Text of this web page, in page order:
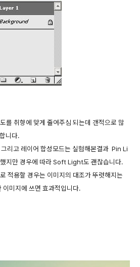
를 취향에 맞게 줄여주심 되는데 갠적으로 많
니다.
리고 레이어 합성모드는 실험해본결과 Pin Li
지만 경우에 따라 Soft Light도 괜찮습니다.
적용할 경우는 이미지의 대조가 뚜렷해지는
이미지에 쓰면 효과적입니다.